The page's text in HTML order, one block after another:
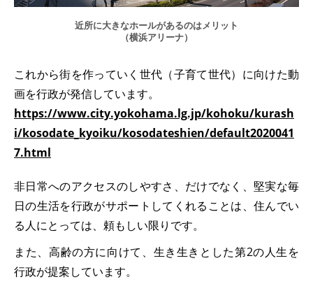
近所に大きなホールがあるのはメリット
（横浜アリーナ）
これから街を作っていく世代（子育て世代）に向けた動
画を行政が発信しています。
https://www.city.yokohama.lg.jp/kohoku/kurash
i/kosodate_kyoiku/kosodateshien/default2020041
7.html
非日常へのアクセスのしやすさ、だけでなく、堅実な毎
日の生活を行政がサポートしてくれることは、住んでい
る人にとっては、頼もしい限りです。
また、高齢の方に向けて、生き生きとした第2の人生を
行政が提案しています。